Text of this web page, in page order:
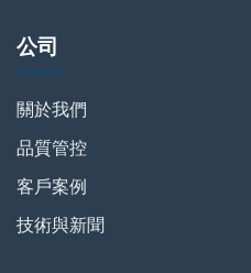
公司
關於我們
品質管控
客戶案例
技術與新聞